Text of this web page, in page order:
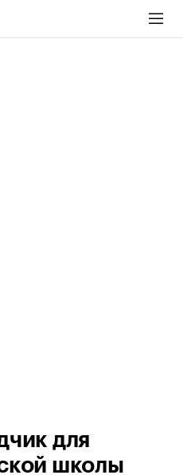
для
школы